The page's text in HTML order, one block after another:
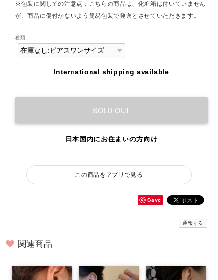
※包装に関しての注意点：こちらの商品は、化粧箱は付いていません
が、商品に傷付かないよう簡易包装で発送とさせていただきます。
種類
International shipping available
SOLD OUT
日本国内にお住まいの方向け
この商品をアプリで見る
Save
通報する
関連商品